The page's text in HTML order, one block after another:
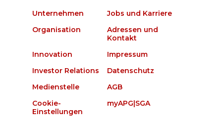
Unternehmen
Jobs und Karriere
Organisation
Adressen und
Kontakt
Innovation
Impressum
Investor Relations
Datenschutz
Medienstelle
AGB
Cookie-
Einstellungen
myAPG|SGA